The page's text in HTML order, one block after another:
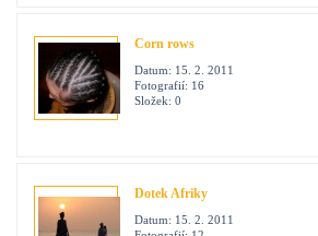
Corn rows
Datum: 15. 2. 2011
Fotografií: 16
Složek: 0
Dotek Afriky
Datum: 15. 2. 2011